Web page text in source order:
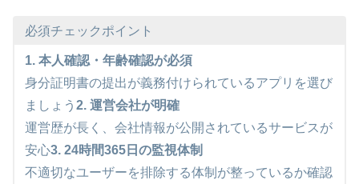
必須チェックポイント
1. 本人確認・年齢確認が必須
身分証明書の提出が義務付けられているアプリを選び
ましょう 2. 運営会社が明確
運営歴が長く、会社情報が公開されているサービスが
安心3. 24時間365日の監視体制
不適切なユーザーを排除する体制が整っているか確認